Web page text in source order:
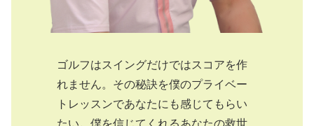
ゴルフはスイングだけではスコアを作
れません。その秘訣を僕のプライベー
トレッスンであなたにも感じてもらい
たい。僕を信じてくれるあなたの救世